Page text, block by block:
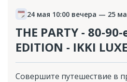
24 мая 10:00 вечера — 25
THE PARTY - 80-
EDITION - IKKI
Совершите путешествие в